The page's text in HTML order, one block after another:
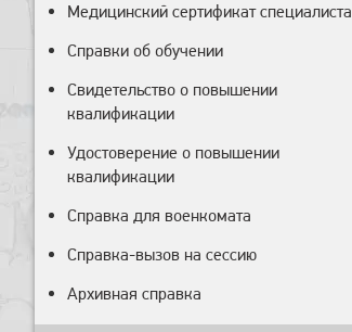
Медицинский сертификат специалиста
Справки об обучении
Свидетельство о повышении
квалификации
Удостоверение о повышении
квалификации
Справка для военкомата
Справка-вызов на сессию
Архивная справка